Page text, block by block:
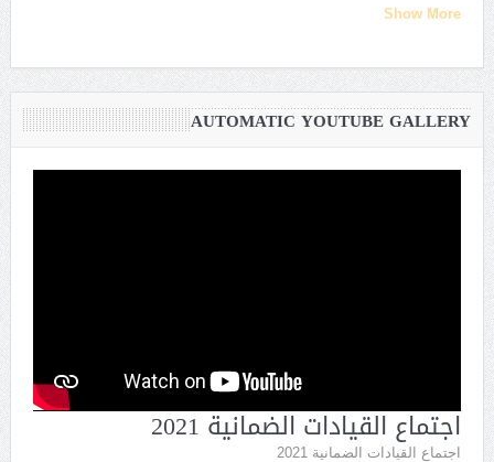
Show More
AUTOMATIC YOUTUBE GALLERY
اجتماع القيادات الضمانية 2021
اجتماع القيادات الضمانية 2021